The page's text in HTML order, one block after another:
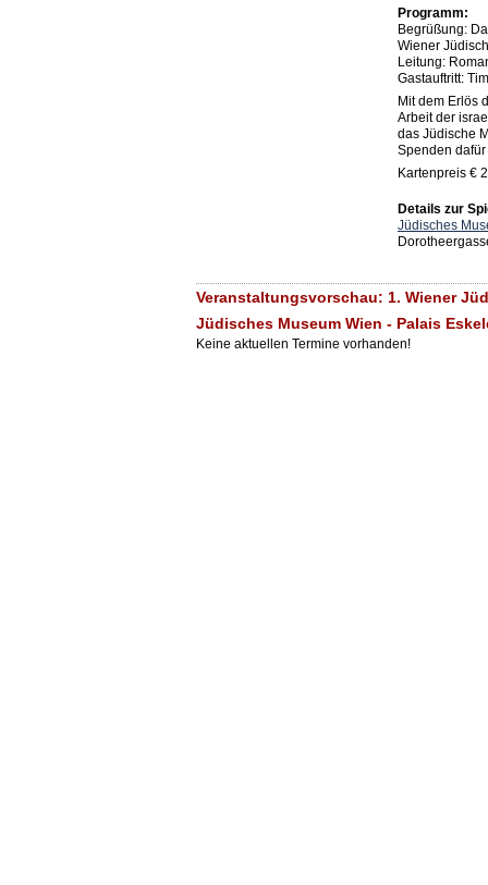
Programm:
Begrüßung:
Wiener
Leitung:
Gastauftritt:
Mit dem Erlös
Arbeit der
das Jüdische
Spenden
Kartenpreis €
Details zur
Jüdisches
Veranstaltungsvorschau: 1. Wiener
Jüdisches Museum Wien - Palais
Keine aktuellen Termine vorhanden!